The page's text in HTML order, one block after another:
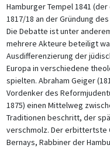
Hamburger Tempel 1841
1817/18 an der Gründung
Die Debatte ist unter
mehrere Akteure beteiligt
Ausdifferenzierung der
Europa in verschiedene
spielten. Abraham Geiger
Vordenker des
1875) einen Mittelweg
Traditionen beschritt, der
verschmolz. Der erbittertste
Bernays, Rabbiner der